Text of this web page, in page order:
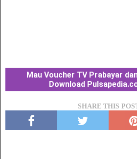
Mau Voucher TV Prabayar
Download
SHARE THIS